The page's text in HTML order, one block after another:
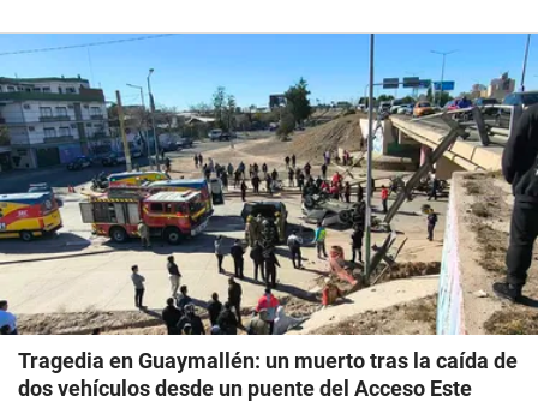
Tragedia en Guaymallén: un muerto tras la caída de
dos vehículos desde un puente del Acceso Este